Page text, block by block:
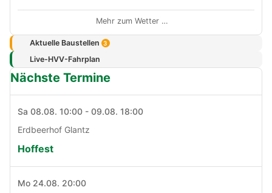
Mehr zum Wetter …
Aktuelle Baustellen 3
Live-HVV-Fahrplan
Nächste Termine
Sa 08.08. 10:00 - 09.08. 18:00
Erdbeerhof Glantz
Hoffest
Mo 24.08. 20:00